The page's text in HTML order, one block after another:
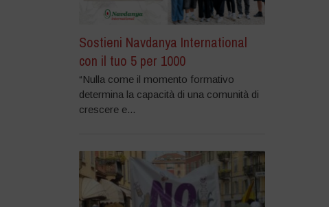
Sostieni Navdanya International
con il tuo 5 per 1000
“Nulla come il momento formativo
determina la capacità di una comunità di
crescere e...